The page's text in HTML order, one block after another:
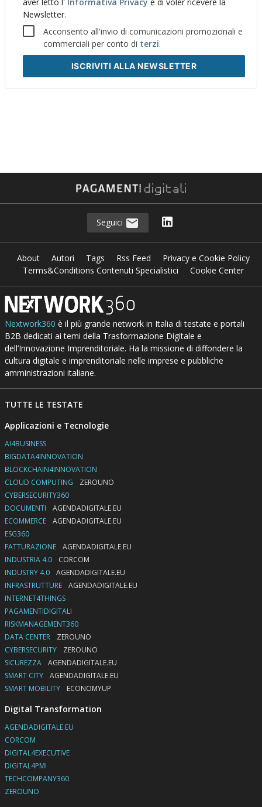
Newsletter.
Acconsento all'invio di comunicazioni promozionali e
commerciali per conto di terzi.
ISCRIVITI ALLA NEWSLETTER
Seguici
About Autori Tags Rss Feed
Privacy e Cookie Policy
Terms&Conditions Contenuti Specialistici
Cookie Center
Nextwork360 è il più grande network in Italia di testate e portali
B2B dedicati ai temi della Trasformazione Digitale e
dell’Innovazione Imprenditoriale. Ha la missione di diffondere la
cultura digitale e imprenditoriale nelle imprese e pubbliche
amministrazioni italiane.
TUTTE LE TESTATE
Applicazioni e Tecnologie
AI4BUSINESS
BIGDATA4INNOVATION
BLOCKCHAIN4INNOVATION
CLOUD COMPUTING
ZEROUNO
CYBERSECURITY360
DOCUMENTI
AGENDADIGITALE.EU
ECOMMERCE
AGENDADIGITALE.EU
ESG360
FATTURAZIONE
AGENDADIGITALE.EU
INDUSTRIA 4.0
CORCOM
INDUSTRY 4.0
AGENDADIGITALE.EU
INFRASTRUTTURE
AGENDADIGITALE.EU
INTERNET4THINGS
PAGAMENTIDIGITALI
RISKMANAGEMENT360
DATA CENTER
ZEROUNO
CYBERSECURITY
ZEROUNO
SICUREZZA
AGENDADIGITALE.EU
SMART CITY
AGENDADIGITALE.EU
SMART MOBILITY
ECONOMYUP
Digital Transformation
AGENDADIGITALE.EU
CORCOM
DIGITAL4EXECUTIVE
DIGITAL4PMI
TECHCOMPANY360
ZEROUNO